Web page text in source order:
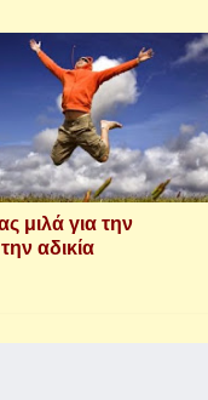
μιλά για την
αδικία